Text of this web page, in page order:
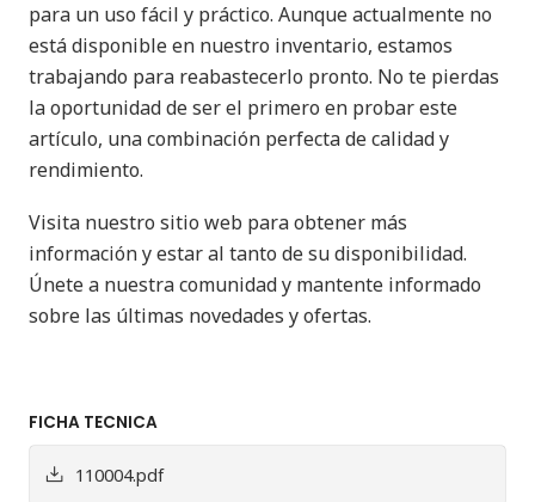
para un uso fácil y práctico. Aunque actualmente no
está disponible en nuestro inventario, estamos
trabajando para reabastecerlo pronto. No te pierdas
la oportunidad de ser el primero en probar este
artículo, una combinación perfecta de calidad y
rendimiento.
Visita nuestro sitio web para obtener más
información y estar al tanto de su disponibilidad.
Únete a nuestra comunidad y mantente informado
sobre las últimas novedades y ofertas.
FICHA TECNICA
110004.pdf